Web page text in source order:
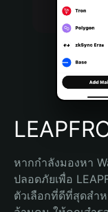
Português (Brasil)
Español (Argentina)
หากกำลังมองหา
ปลอดภัยเพื่อ
ตัวเลือกที่ดีที่สุดสำ